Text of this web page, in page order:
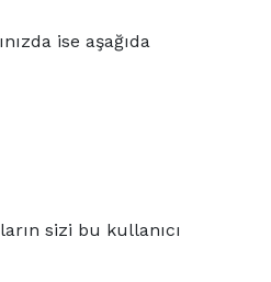
ise aşağıda
sizi bu kullanıcı